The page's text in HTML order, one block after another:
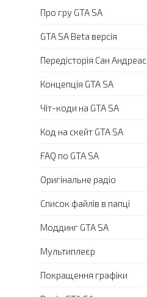
Про гру GTA SA
GTA SA Beta версія
Передісторія Сан Андреас
Концепція GTA SA
Чіт-коди на GTA SA
Код на скейт GTA SA
FAQ по GTA SA
Оригінальне радіо
Список файлів в папці
Моддинг GTA SA
Мультиплеєр
Покращення графіки